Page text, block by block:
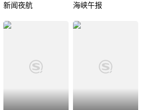
新闻夜航 海峡午报